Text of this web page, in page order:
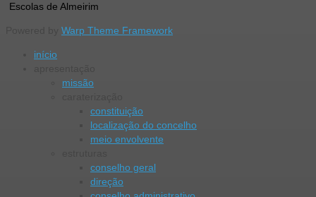
Escolas de Almeirim
Warp Theme Framework
início
missão
constituição
localização do concelho
meio envolvente
conselho geral
direção